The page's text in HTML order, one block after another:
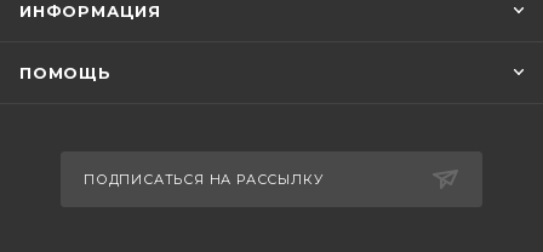
ИНФОРМАЦИЯ
ПОМОЩЬ
ПОДПИСАТЬСЯ НА РАССЫЛКУ